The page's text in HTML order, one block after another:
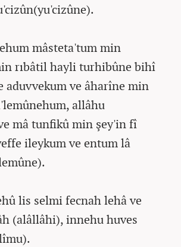
mâsteta'tum min
rıbâtil hayli turhibûne bihî
aduvvekum ve âharîne min
allâhu
mâ tunfikû min şey'in fî
ileykum ve entum lâ
lis selmi fecnah lehâ ve
(alâllâhi), innehu huves